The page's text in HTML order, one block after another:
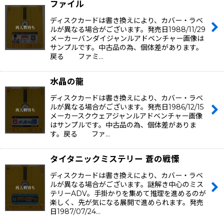
ファイル
ディスクカードは書き換えにより、カバー・ラベ
ルが異なる場合がございます。発売日1988/11/29
メーカーバンダイジャンルアドベンチャー画像は
サンプルです。中古品の為、個体差があります。
戻る ファミ…
水晶の龍
ディスクカードは書き換えにより、カバー・ラベ
ルが異なる場合がございます。発売日1986/12/15
メーカースクウェアジャンルアドベンチャー画像
はサンプルです。中古品の為、個体差がありま
す。戻る ファ…
タイタニックミステリー 蒼の戦慄
ディスクカードは書き換えにより、カバー・ラベ
ルが異なる場合がございます。謎解き中心のミス
テリーADV。手掛かりを集めて推理を進めるのが
楽しく、先が気になる展開で進められます。発売
日1987/07/24…